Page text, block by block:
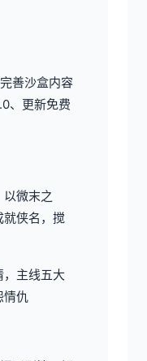
善沙盒内容
、更新免费
微末之
就侠名，搅
主线五大
情仇